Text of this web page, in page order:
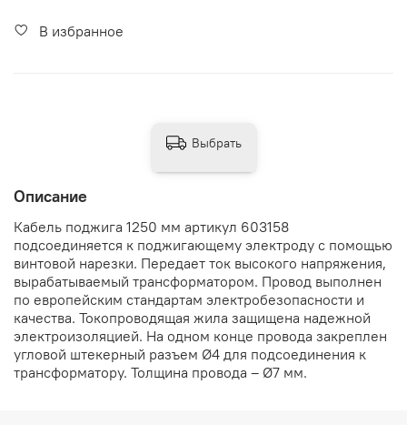
В избранное
Описание
Кабель поджига 1250 мм артикул 603158
подсоединяется к поджигающему электроду с помощью
винтовой нарезки. Передает ток высокого напряжения,
вырабатываемый трансформатором. Провод выполнен
по европейским стандартам электробезопасности и
качества. Токопроводящая жила защищена надежной
электроизоляцией. На одном конце провода закреплен
угловой штекерный разъем Ø4 для подсоединения к
трансформатору. Толщина провода – Ø7 мм.
Выбрать